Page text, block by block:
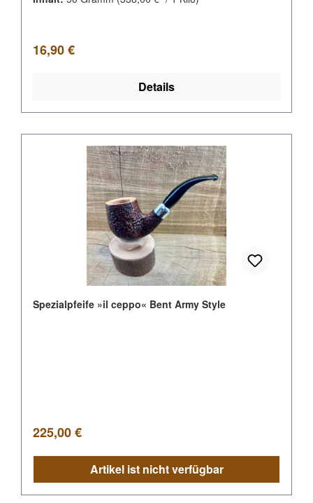
Regulärer Preis:
16,90 €
Details
Spezialpfeife »il ceppo« Bent Army Style
Regulärer Preis:
225,00 €
Artikel ist nicht verfügbar